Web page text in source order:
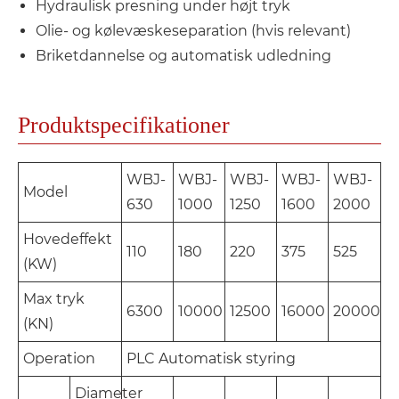
Hydraulisk presning under højt tryk
Olie- og kølevæskeseparation (hvis relevant)
Briketdannelse og automatisk udledning
Produktspecifikationer
Model
WBJ-
630
WBJ-
1000
WBJ-
1250
WBJ-
1600
WBJ-
2000
Hovedeffekt
(KW)
110 180 220 375 525
Max tryk
(KN)
6300 10000 12500 16000 20000
Operation PLC Automatisk styring
Diameter